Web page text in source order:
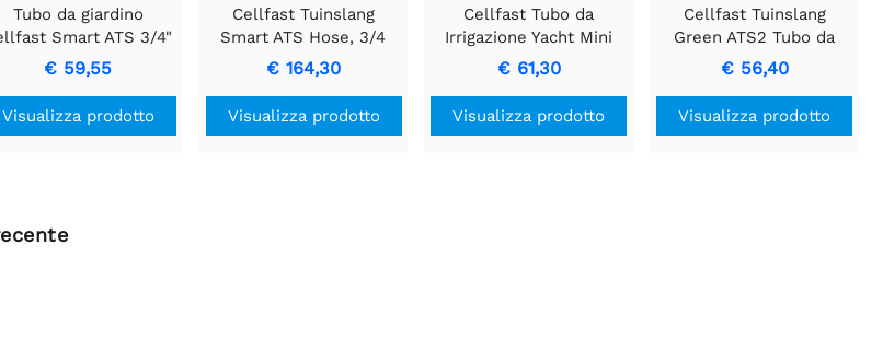
Tubo da giardino
Smart ATS 3/4"
tubo da 25 m.
€ 59,55
Visualizza prodotto
Cellfast Tuinslang
Smart ATS Hose, 3/4
inch, 50 m
€ 164,30
Visualizza prodotto
Cellfast Tubo da
Irrigazione Yacht Mini
9mm 15m
€ 61,30
Visualizza prodotto
Cellfast Tuinslang
Green ATS2 Tubo da
Giardino Resistente 1/2"
x 25m
€ 56,40
Visualizza prodotto